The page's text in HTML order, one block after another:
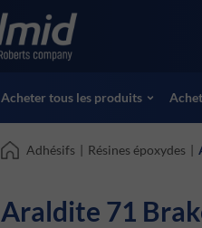
Accessories
Essais non destructifs (NDT)
Voir tous les produits
Acheter tous les produits
Adhésifs | Résines époxydes |
Araldite 71